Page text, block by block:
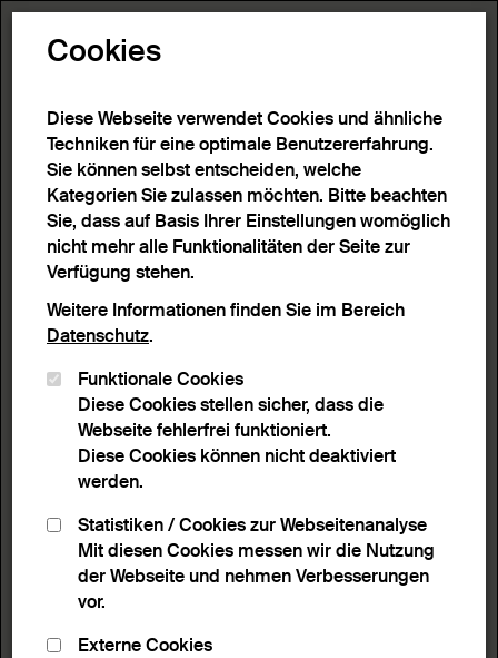
6 Ergebnisse
Start>Detailsuche>Suchergebnisse
Filter
Entferne Filter
Schlagwort: Ukiyo-e
Sortieren nach
Anzahl Ergebnisse
Cookies
Diese Webseite verwendet Cookies und ähnliche
Techniken für eine optimale Benutzererfahrung.
Sie können selbst entscheiden, welche
Kategorien Sie zulassen möchten. Bitte beachten
Sie, dass auf Basis Ihrer Einstellungen womöglich
nicht mehr alle Funktionalitäten der Seite zur
Verfügung stehen.
Weitere Informationen finden Sie im Bereich
Datenschutz.
Funktionale Cookies
Diese Cookies stellen sicher, dass die
Webseite fehlerfrei funktioniert.
Diese Cookies können nicht deaktiviert
werden.
Statistiken / Cookies zur Webseitenanalyse
Mit diesen Cookies messen wir die Nutzung
der Webseite und nehmen Verbesserungen
vor.
Externe Cookies